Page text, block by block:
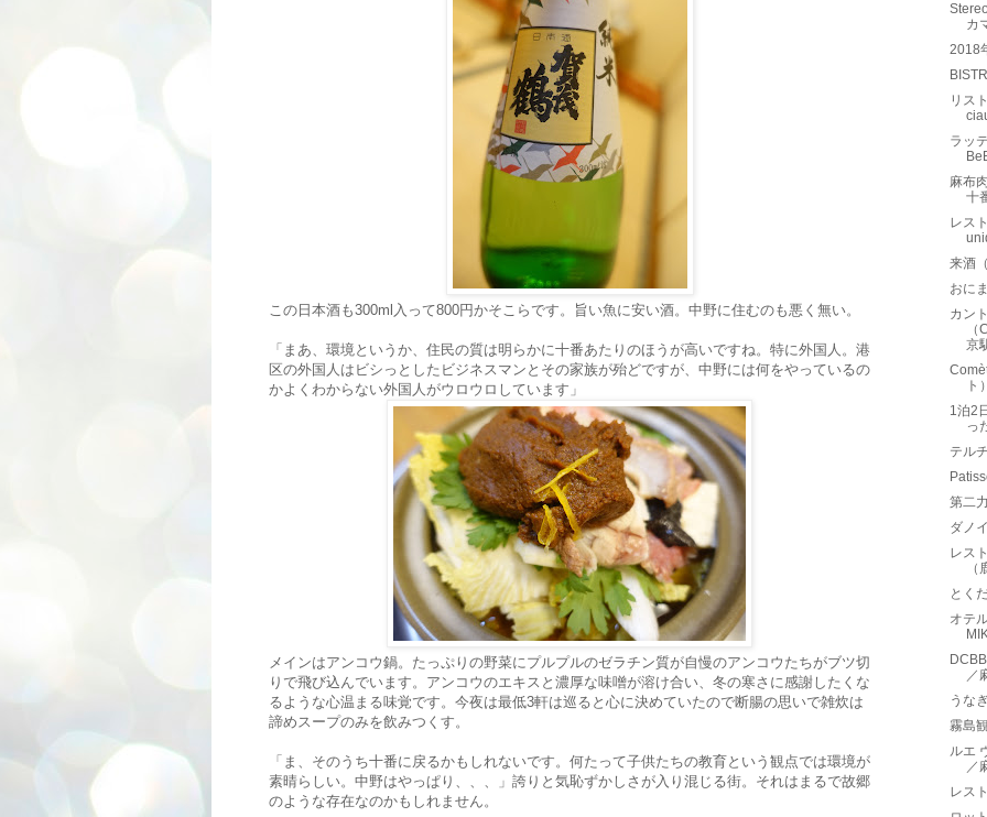
この日本酒も300ml入って800円かそこらです。旨い魚に安い酒。中野に住むのも悪く無い。
「まあ、環境というか、住民の質は明らかに十番あたりのほうが高いですね。特に外国人。港
区の外国人はビシっとしたビジネスマンとその家族が殆どですが、中野には何をやっているの
かよくわからない外国人がウロウロしています」
メインはアンコウ鍋。たっぷりの野菜にプルプルのゼラチン質が自慢のアンコウたちがブツ切
りで飛び込んでいます。アンコウのエキスと濃厚な味噌が溶け合い、冬の寒さに感謝したくな
るような心温まる味覚です。今夜は最低3軒は巡ると心に決めていたので断腸の思いで雑炊は
諦めスープのみを飲みつくす。
「ま、そのうち十番に戻るかもしれないです。何たって子供たちの教育という観点では環境が
素晴らしい。中野はやっぱり、、、」誇りと気恥ずかしさが入り混じる街。それはまるで故郷
のような存在なのかもしれません。
カ
2018
リス
ラッ
麻布
十
レス
来酒
おに
カン
京
ト
1泊2
っ
テル
第二
ダノ
レス
とく
オテ
／
うな
霧島
ルエ
／
レス